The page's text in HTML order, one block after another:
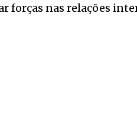
forças nas relações